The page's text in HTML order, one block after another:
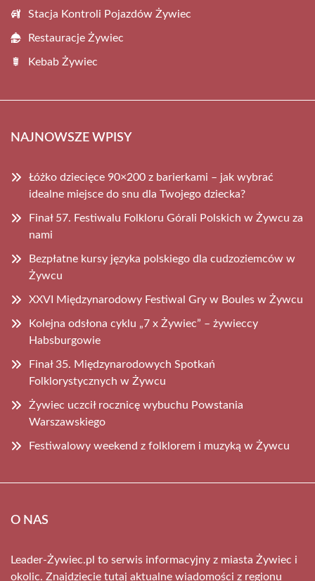
Stacja Kontroli Pojazdów Żywiec
Restauracje Żywiec
Kebab Żywiec
NAJNOWSZE WPISY
Łóżko dziecięce 90×200 z barierkami – jak wybrać
idealne miejsce do snu dla Twojego dziecka?
Finał 57. Festiwalu Folkloru Górali Polskich w Żywcu za
nami
Bezpłatne kursy języka polskiego dla cudzoziemców w
Żywcu
XXVI Międzynarodowy Festiwal Gry w Boules w Żywcu
Kolejna odsłona cyklu „7 x Żywiec” – żywieccy
Habsburgowie
Finał 35. Międzynarodowych Spotkań
Folklorystycznych w Żywcu
Żywiec uczcił rocznicę wybuchu Powstania
Warszawskiego
Festiwalowy weekend z folklorem i muzyką w Żywcu
O NAS
Leader-Żywiec.pl to serwis informacyjny z miasta Żywiec i
okolic. Znajdziecie tutaj aktualne wiadomości z regionu